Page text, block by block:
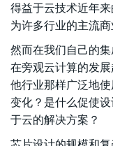
得益于云技术近年
为许多行业的主流商
然而在我们自己的
在旁观云计算的发
他行业那样广泛地
变化？是什么促使
于云的解决方案？